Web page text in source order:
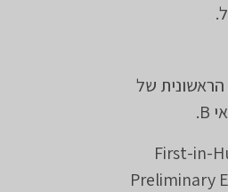
של
First-in-
Preliminary